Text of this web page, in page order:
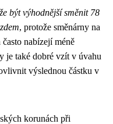
být výhodnější směnit 78
, protože směnárny na
nabízejí méně
je také dobré vzít v úvahu
výslednou částku v
korunách při